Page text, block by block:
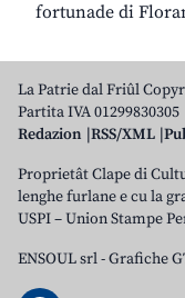
fortunade di
La Patrie dal Friûl
Partita IVA 01299830305
Redazion RSS/XML
Proprietât Clape di
lenghe furlane e cu la
USPI – Union Stampe
ENSOUL srl-Grafiche